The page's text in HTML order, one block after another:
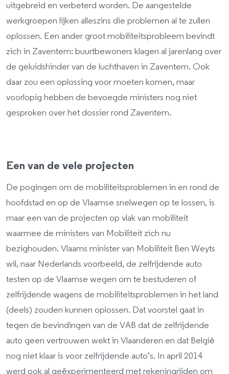
uitgebreid en verbeterd worden. De aangestelde
werkgroepen lijken alleszins die problemen al te zullen
oplossen. Een ander groot mobiliteitsprobleem bevindt
zich in Zaventem: buurtbewoners klagen al jarenlang over
de geluidshinder van de luchthaven in Zaventem. Ook
daar zou een oplossing voor moeten komen, maar
voorlopig hebben de bevoegde ministers nog niet
gesproken over het dossier rond Zaventem.
Een van de vele projecten
De pogingen om de mobiliteitsproblemen in en rond de
hoofdstad en op de Vlaamse snelwegen op te lossen, is
maar een van de projecten op vlak van mobiliteit
waarmee de ministers van Mobiliteit zich nu
bezighouden. Vlaams minister van Mobiliteit Ben Weyts
wil, naar Nederlands voorbeeld, de zelfrijdende auto
testen op de Vlaamse wegen om te bestuderen of
zelfrijdende wagens de mobiliteitsproblemen in het land
(deels) zouden kunnen oplossen. Dat voorstel gaat in
tegen de bevindingen van de VAB dat de zelfrijdende
auto geen vertrouwen wekt in Vlaanderen en dat België
nog niet klaar is voor zelfrijdende auto’s. In april 2014
werd ook al geëxperimenteerd met rekeningrijden om